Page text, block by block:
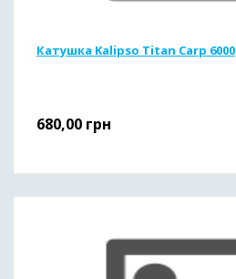
Катушка Kalipso Titan Carp 6000
680,00 грн